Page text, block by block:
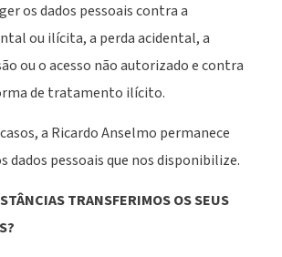
os dados pessoais contra a
ou ilícita, a perda acidental, a
ou o acesso não autorizado e contra
de tratamento ilícito.
a Ricardo Anselmo permanece
dados pessoais que nos disponibilize.
TRANSFERIMOS OS SEUS